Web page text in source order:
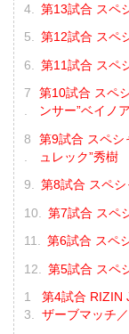
第13試合 スペ
第12試合 スペ
第11試合 スペ
第10試合 スペ
ンサー”ベイノア
第9試合 スペシ
ュレック”秀樹
第8試合 スペ
第7試合 スペ
第6試合 スペ
第5試合 スペ
第4試合 RIZIN
ザーブマッチ